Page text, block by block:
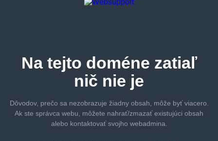
Na tejto doméne zatiaľ
nič nie je
Dôvodov, prečo sa nezobrazuje žiadny obsah, môže byťviacero.
Ak ste správca webu, môžete nahrať/zmazaťexistujúci obsah
alebo kontaktovať svojho webadmina.